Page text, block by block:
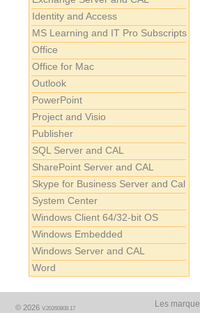
Identity and Access
MS Learning and IT Pro Subscripts
Office
Office for Mac
Outlook
PowerPoint
Project and Visio
Publisher
SQL Server and CAL
SharePoint Server and CAL
Skype for Business Server and Cal
System Center
Windows Client 64/32-bit OS
Windows Embedded
Windows Server and CAL
Word
© 2026 V.20260808.17
Les